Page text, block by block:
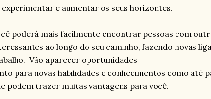
experimentar e aumentar os seus horizontes.
poderá mais facilmente encontrar pessoas com
ao longo do seu caminho, fazendo novas
Vão aparecer oportunidades
para novas habilidades e conhecimentos como até
podem trazer muitas vantagens para você.